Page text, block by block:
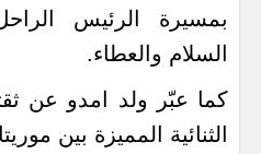
بمسيرة الرئيس
السلام والعطاء.
كما عبّر ولد امدو عن
الثنائية المميزة بين